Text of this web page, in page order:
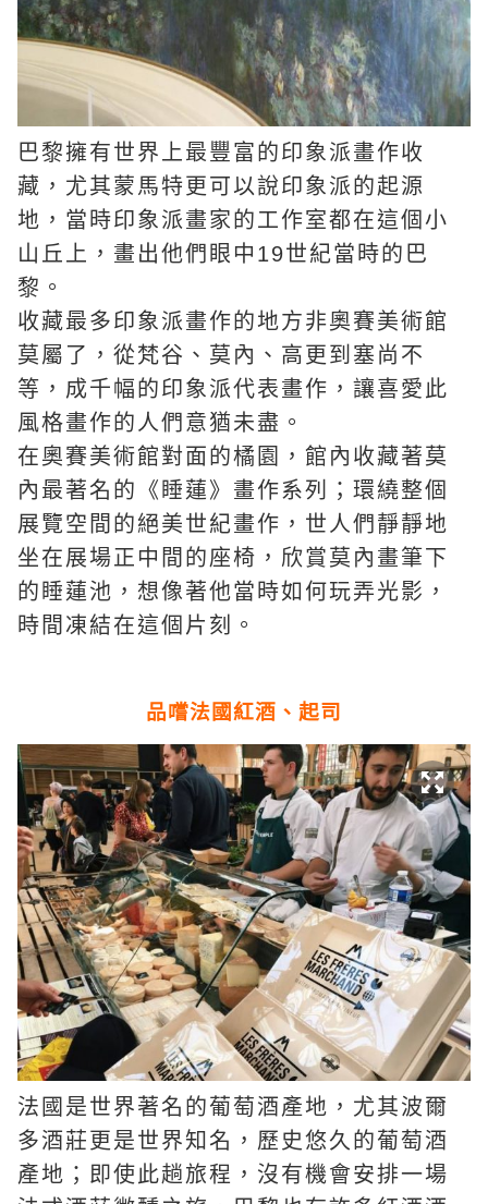
巴黎擁有世界上最豐富的印象派畫作收
藏，尤其蒙馬特更可以說印象派的起源
地，當時印象派畫家的工作室都在這個小
山丘上，畫出他們眼中19世紀當時的巴
黎。
收藏最多印象派畫作的地方非奧賽美術館
莫屬了，從梵谷、莫內、高更到塞尚不
等，成千幅的印象派代表畫作，讓喜愛此
風格畫作的人們意猶未盡。
在奧賽美術館對面的橘園，館內收藏著莫
內最著名的《睡蓮》畫作系列；環繞整個
展覽空間的絕美世紀畫作，世人們靜靜地
坐在展場正中間的座椅，欣賞莫內畫筆下
的睡蓮池，想像著他當時如何玩弄光影，
時間凍結在這個片刻。
品嚐法國紅酒、起司
法國是世界著名的葡萄酒產地，尤其波爾
多酒莊更是世界知名，歷史悠久的葡萄酒
產地；即使此趟旅程，沒有機會安排一場